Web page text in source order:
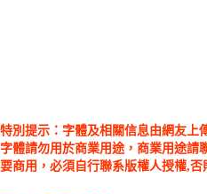
特別提示：字體及相關信息由網友上
字體請勿用於商業用途，商業用途請
要商用，必須自行聯系版權人授權,否